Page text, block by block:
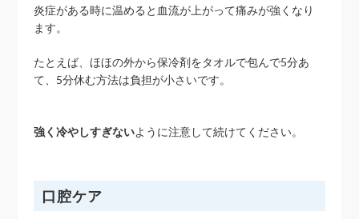
炎症がある時に温めると血流が上がって痛みが強くなり
ます。
たとえば、ほほの外から保冷剤をタオルで包んで5分あ
て、5分休む方法は負担が小さいです。
強く冷やしすぎないように注意して続けてください。
口腔ケア